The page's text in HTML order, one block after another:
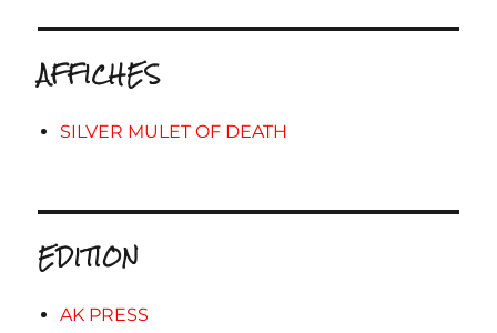
AFFICHES
SILVER MULET OF DEATH
EDITION
AK PRESS